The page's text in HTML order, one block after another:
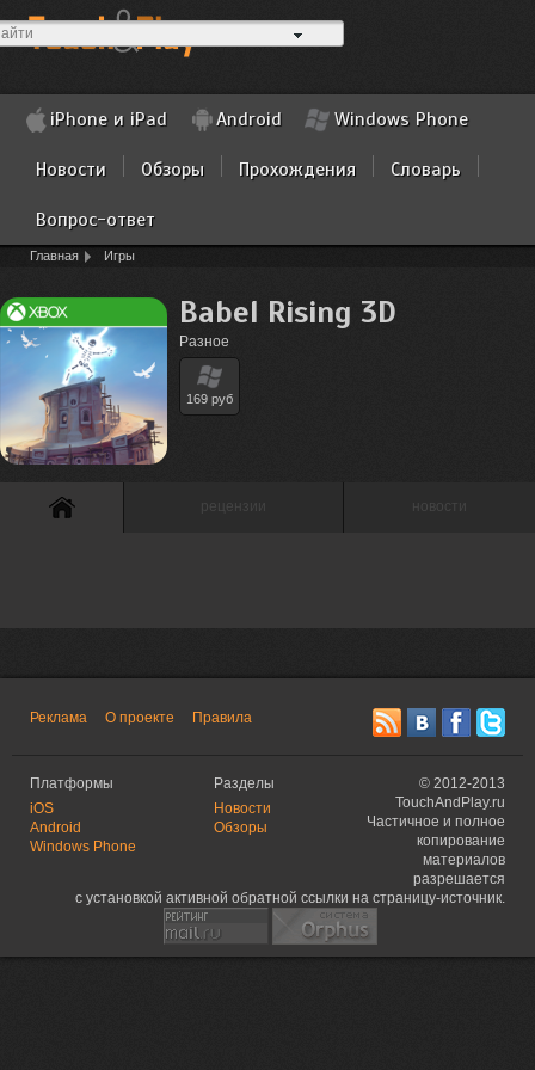
iPhone и iPad Android Windows Phone
Новости Обзоры Прохождения Словарь
Вопрос-ответ
Главная Игры
Babel Rising 3D
Разное
169 руб
рецензии новости
Реклама О проекте Правила
Платформы
iOS
Android
Windows Phone
Разделы
Новости
Обзоры
© 2012-2013
TouchAndPlay.ru
Частичное и полное
копирование
материалов
разрешается
с установкой активной обратной ссылки на страницу-источник.